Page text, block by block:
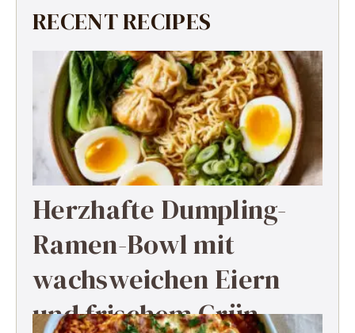
RECENT RECIPES
Herzhafte Dumpling-
Ramen-Bowl mit
wachsweichen Eiern
und frischem Grün